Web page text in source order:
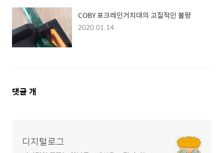
COBY 포크레인거치대의 고질적인 불량
2020.01.14
댓
댓글 개
디지털로그